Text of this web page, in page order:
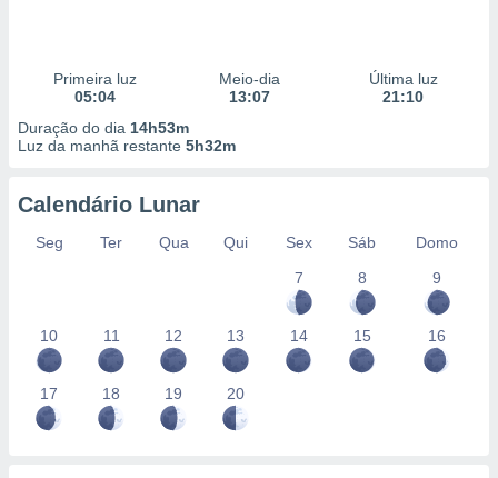
Primeira luz
05:04
Meio-dia
13:07
Última luz
21:10
Duração do dia 14h53m
Luz da manhã restante 5h32m
Calendário Lunar
Seg Ter Qua Qui Sex Sáb
Domo
7
8 9
10 11 12 13 14 15 16
17 18 19 20